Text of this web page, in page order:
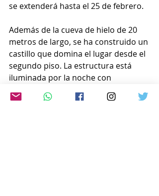
se extenderá hasta el 25 de febrero.
Además de la cueva de hielo de 20
metros de largo, se ha construido un
castillo que domina el lugar desde el
segundo piso. La estructura está
iluminada por la noche con
aproximadamente 600.000
bombillas. Los visitantes suelen